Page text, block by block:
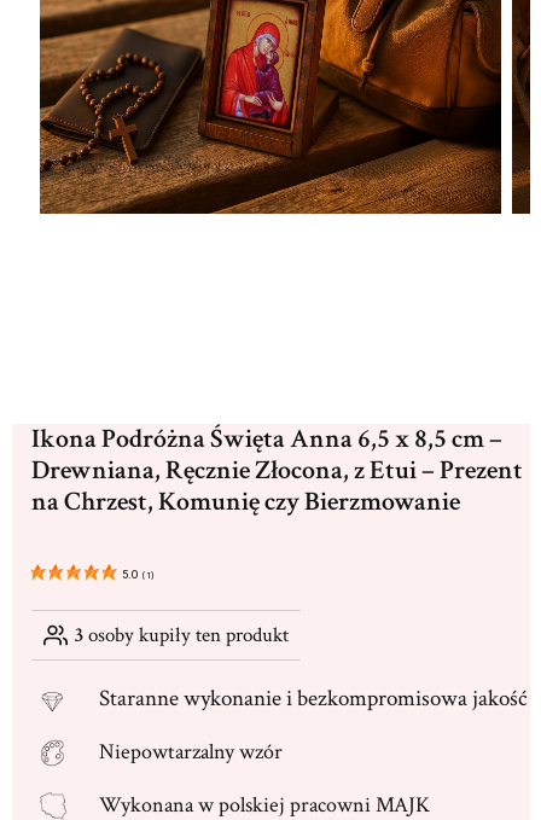
Ikona Podróżna Święta Anna 6,5 x 8,5 cm –
Drewniana, Ręcznie Złocona, z Etui – Prezent
na Chrzest, Komunię czy Bierzmowanie
5.0 ( 1)
3osoby kupiły ten produkt
Starannewykonanie i bezkompromisowa jakość
Niepowtarzalny wzór
Wykonana wpolskiej pracowni MAJK